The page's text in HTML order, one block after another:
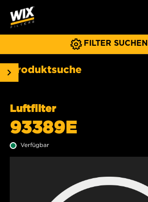
FILTER SUCHEN
Produktsuche
Luftfilter
93389E
Verfügbar